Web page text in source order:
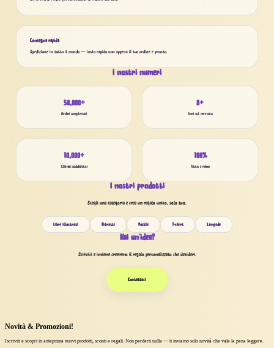
Consegna rapida
Spedizione in tutto il mondo — invio rapido non appena il tuo ordine è pronto.
I nostri numeri
50,000+
Ordini completati
8+
Anni sul mercato
10,000+
Clienti soddisfatti
100%
Fatto a mano
I nostri prodotti
Scegli una categoria e crea un regalo unico, solo tuo.
Libri illustrati Ritratti Puzzle T-shirt Lampade
Hai un'idea?
Scrivici e insieme creeremo il regalo personalizzato che desideri.
Contattaci
Novità & Promozioni!
Iscriviti e scopri in anteprima nuovi prodotti, sconti e regali. Non perderti nulla — ti inviamo solo novità che vale la pena leggere.